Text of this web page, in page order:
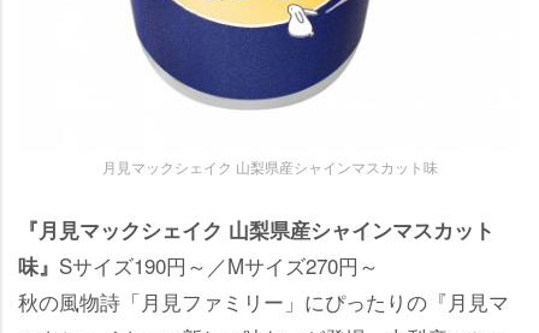
月見マックシェイク 山梨県産シャインマスカット味
『月見マックシェイク 山梨県産シャインマスカット
味』 Sサイズ190円～／Mサイズ270円～
秋の風物詩「月見ファミリー」にぴったりの『月見マ